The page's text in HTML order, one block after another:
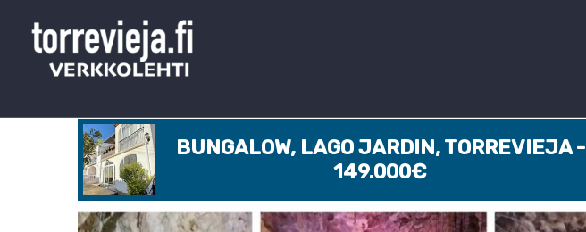
BUNGALOW, LAGO JARDIN, TORREVIEJA -
149.000€